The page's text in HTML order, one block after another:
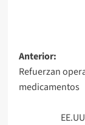
Anterior:
Refuerzan
medicamentos